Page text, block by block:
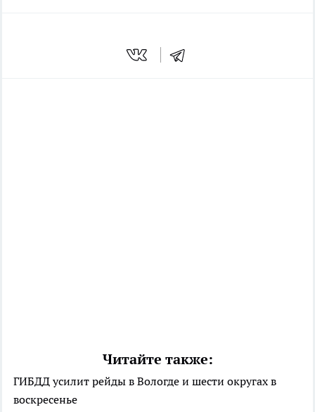
Читайте также:
ГИБДД усилит рейды в Вологде и шести округах в
воскресенье